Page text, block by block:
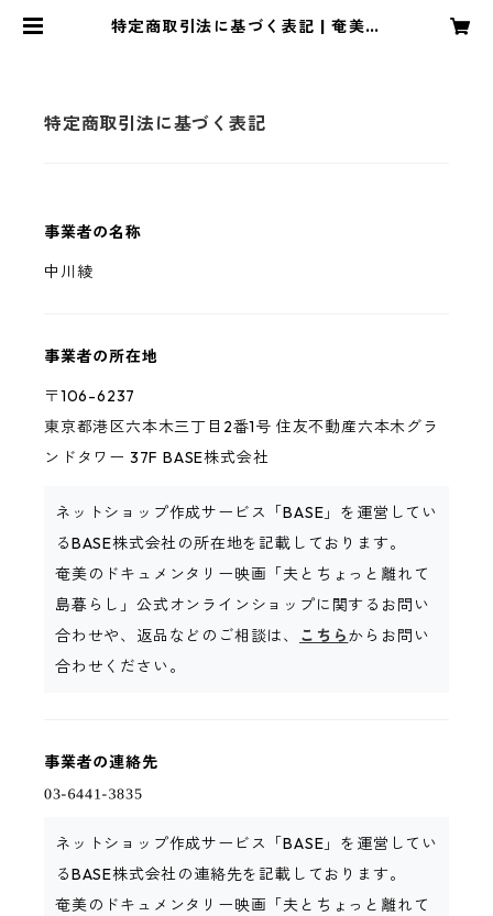
特定商取引法に基づく表記 | 奄美の
特定商取引法に基づく表記
事業者の名称
中川綾
事業者の所在地
〒106-6237
東京都港区六本木三丁目2番1号 住友不動産六本木グラ
ンドタワー 37F BASE株式会社
ネットショップ作成サービス「BASE」を運営してい
るBASE株式会社の所在地を記載しております。
奄美のドキュメンタリー映画「夫とちょっと離れて
島暮らし」公式オンラインショップに関するお問い
合わせや、返品などのご相談は、
こちらからお問い
合わせください。
事業者の連絡先
ネットショップ作成サービス「BASE」を運営してい
るBASE株式会社の連絡先を記載しております。
奄美のドキュメンタリー映画「夫とちょっと離れて